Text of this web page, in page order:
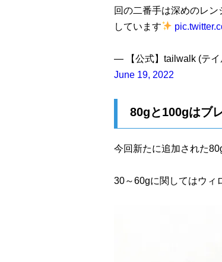
回の二番手は深めのレ
しています
— 【公式】tailwalk (テイ
June 19, 2022
80gと100gはブ
今回新たに追加された
30～60gに関してはウィ